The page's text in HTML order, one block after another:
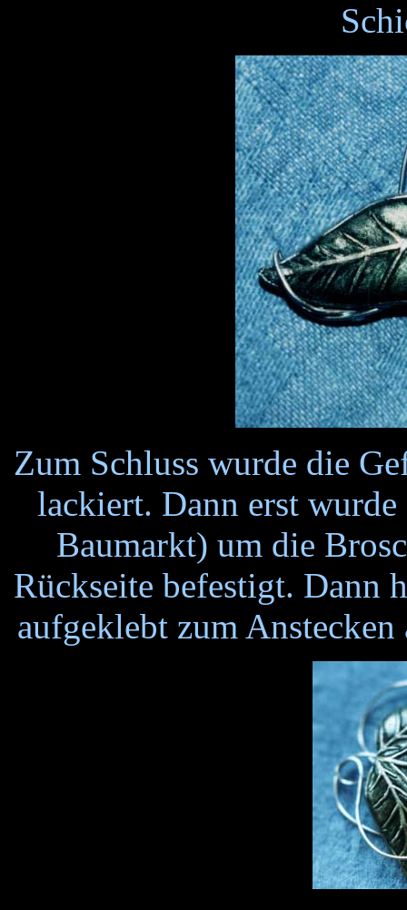
Zum Schluss wurde die
lackiert. Dann erst
Baumarkt) um die
Rückseite befestigt. Dann
aufgeklebt zum